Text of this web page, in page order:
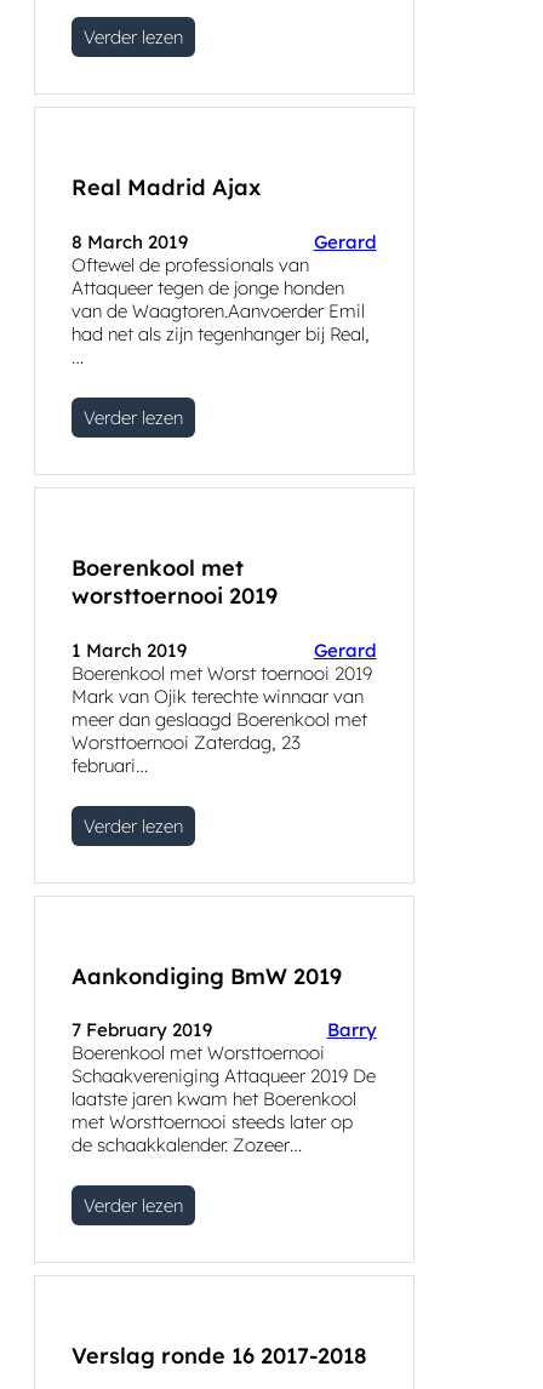
Verder lezen
Real Madrid Ajax
8 March 2019
Gerard
Oftewel de professionals van
Attaqueer tegen de jonge honden
van de Waagtoren.Aanvoerder Emil
had net als zijn tegenhanger bij Real,
…
Verder lezen
Boerenkool met
worsttoernooi 2019
1 March 2019
Gerard
Boerenkool met Worst toernooi 2019
Mark van Ojik terechte winnaar van
meer dan geslaagd Boerenkool met
Worsttoernooi Zaterdag, 23
februari…
Verder lezen
Aankondiging BmW 2019
7 February 2019
Barry
Boerenkool met Worsttoernooi
Schaakvereniging Attaqueer 2019 De
laatste jaren kwam het Boerenkool
met Worsttoernooi steeds later op
de schaakkalender. Zozeer…
Verder lezen
Verslag ronde 16 2017-2018